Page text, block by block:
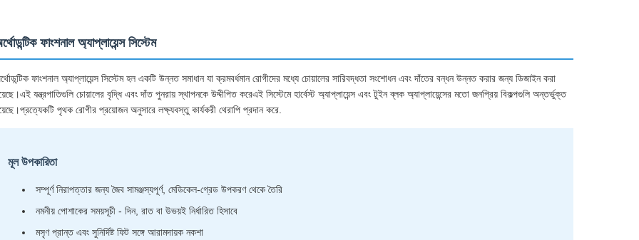
ফাংশনাল অ্যাপ্লায়েন্স সিস্টেম
ফাংশনাল অ্যাপ্লায়েন্স সিস্টেম হল একটি উন্নত সমাধান যা ক্রমবর্ধমান রোগীদের মধ্যে চোয়ালের সারিবদ্ধতা সংশোধন এবং দাঁতের বন্ধন উন্নত করার জন্য ডিজাইন করা
যন্ত্রপাতিগুলি চোয়ালের বৃদ্ধি এবং দাঁত পুনরায় স্থাপনকে উদ্দীপিত করেএই সিস্টেমে হার্বেস্ট অ্যাপ্লায়েন্স এবং টুইন ব্লক অ্যাপ্লায়েন্সের মতো জনপ্রিয় বিকল্পগুলি অন্তর্ভুক্ত
পৃথক রোগীর প্রয়োজন অনুসারে লক্ষ্যবস্তু কার্যকরী থেরাপি প্রদান করে.
মূল উপকারিতা
সম্পূর্ণ নিরাপত্তার জন্য জৈব সামঞ্জস্যপূর্ণ, মেডিকেল-গ্রেড উপকরণ থেকে তৈরি
নমনীয় পোশাকের সময়সূচী - দিন, রাত বা উভয়ই নির্ধারিত হিসাবে
মসৃণ প্রান্ত এবং সুনির্দিষ্ট ফিট সঙ্গে আরামদায়ক নকশা